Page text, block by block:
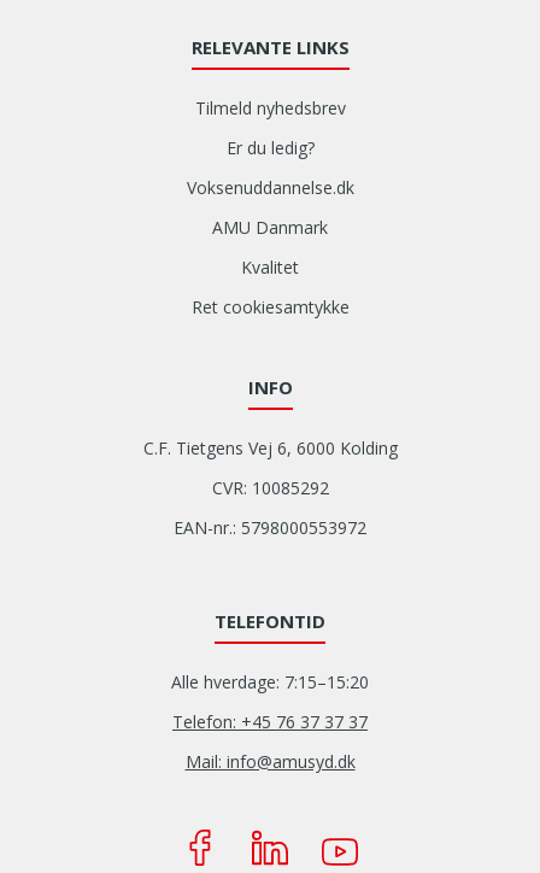
RELEVANTE LINKS
Tilmeld nyhedsbrev
Er du ledig?
Voksenuddannelse.dk
AMU Danmark
Kvalitet
Ret cookiesamtykke
INFO
C.F. Tietgens Vej 6, 6000 Kolding
CVR: 10085292
EAN-nr.: 5798000553972
TELEFONTID
Alle hverdage: 7:15–15:20
Telefon: +45 76 37 37 37
Mail: info@amusyd.dk